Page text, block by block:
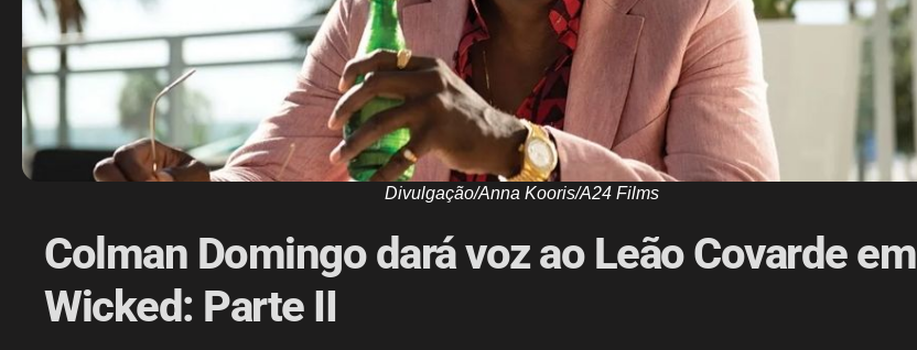
Divulgação/Anna Kooris/A24 Films
Colman Domingo dará voz ao Leão Covarde em
Wicked: Parte II